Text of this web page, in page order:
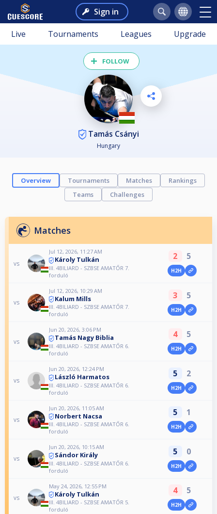
Sign in
Live Tournaments Leagues Upgrade
FOLLOW
Tamás Csányi
Hungary
Overview Tournaments Matches
Rankings
Teams
Challenges
Matches
vs
Jul 12, 2026, 11:27 AM
Károly Tulkán
III. 4BILIARD - SZBSE AMATŐR 7.
forduló
2 5
H2H
vs
Jul 12, 2026, 10:29 AM
Kalum Mills
III. 4BILIARD - SZBSE AMATŐR 7.
forduló
3 5
H2H
vs
Jun 20, 2026, 3:06 PM
Tamás Nagy Biblia
III. 4BILIARD - SZBSE AMATŐR 6.
forduló
4 5
H2H
vs
Jun 20, 2026, 12:24 PM
László Harmatos
III. 4BILIARD - SZBSE AMATŐR 6.
forduló
5 2
H2H
vs
Jun 20, 2026, 11:05 AM
Norbert Nacsa
III. 4BILIARD - SZBSE AMATŐR 6.
forduló
5 1
H2H
vs
Jun 20, 2026, 10:15 AM
Sándor Király
III. 4BILIARD - SZBSE AMATŐR 6.
forduló
5 0
H2H
vs
May 24, 2026, 12:55 PM
Károly Tulkán
III. 4BILIARD - SZBSE AMATŐR 5.
forduló
4 5
H2H